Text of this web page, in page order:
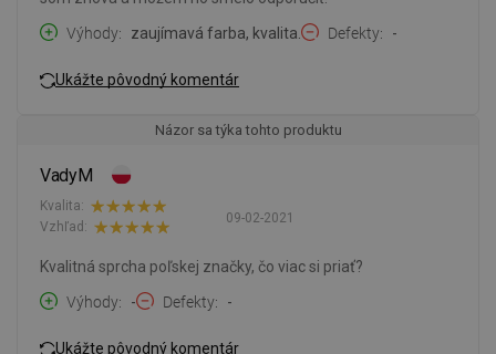
Výhody
zaujímavá farba, kvalita. Defekty -
Ukážte pôvodný komentár
Názor sa týka tohto produktu
VadyM
09-02-2021
Kvalita:
Vzhľad:
Kvalitná sprcha poľskej značky, čo viac si priať?
Výhody
- Defekty -
Ukážte pôvodný komentár